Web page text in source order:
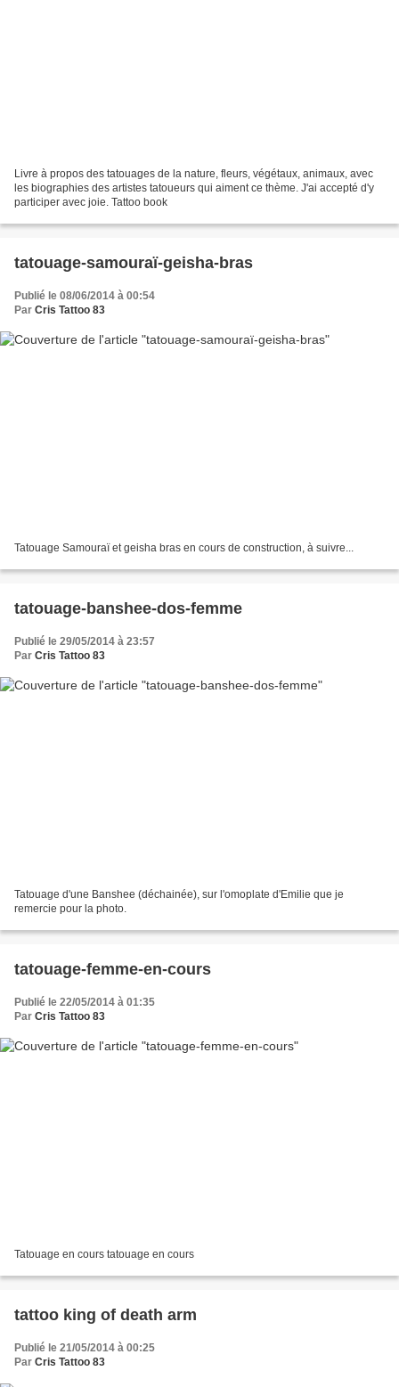
Livre à propos des tatouages de la nature, fleurs, végétaux, animaux, avec
les biographies des artistes tatoueurs qui aiment ce thème. J'ai accepté d'y
participer avec joie. Tattoo book
tatouage-samouraï-geisha-bras
Publié le 08/06/2014 à 00:54
Par Cris Tattoo 83
Tatouage Samouraï et geisha bras en cours de construction, à suivre...
tatouage-banshee-dos-femme
Publié le 29/05/2014 à 23:57
Par Cris Tattoo 83
Tatouage d'une Banshee (déchainée), sur l'omoplate d'Emilie que je
remercie pour la photo.
tatouage-femme-en-cours
Publié le 22/05/2014 à 01:35
Par Cris Tattoo 83
Tatouage en cours tatouage en cours
tattoo king of death arm
Publié le 21/05/2014 à 00:25
Par Cris Tattoo 83